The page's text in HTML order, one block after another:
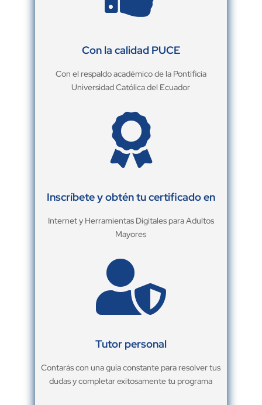
Con la calidad PUCE
Con el respaldo académico de la Pontificia
Universidad Católica del Ecuador

Inscríbete y obtén tu certificado en
Internet y Herramientas Digitales para Adultos
Mayores

Tutor personal
Contarás con una guía constante para resolver tus
dudas y completar exitosamente tu programa